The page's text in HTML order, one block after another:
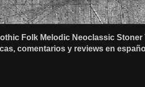
Folk Melodic Neoclassic
comentarios y reviews en